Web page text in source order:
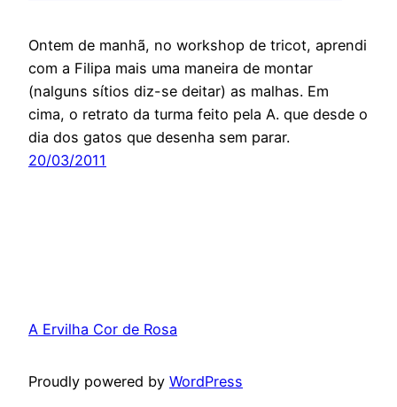
Ontem de manhã, no workshop de tricot, aprendi
com a Filipa mais uma maneira de montar
(nalguns sítios diz-se deitar) as malhas. Em
cima, o retrato da turma feito pela A. que desde o
dia dos gatos que desenha sem parar.
20/03/2011
A Ervilha Cor de Rosa
Proudly powered by WordPress